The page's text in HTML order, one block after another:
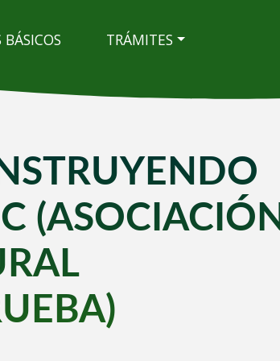
BÁSICOS TRÁMITES
(ASOCIACIÓN